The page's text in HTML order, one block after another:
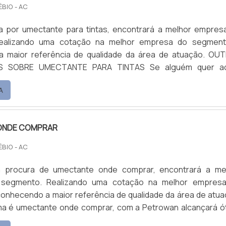
- AC
por umectante para tintas, encontrará a melhor
uma cotação na melhor empresa do
referência de qualidade da área de atuação. OUTRAS
UMECTANTE PARA TINTAS Se alguém quer achar
tintas em uma empresa altamente qualificada,
com base multiuso e limpa piso e fosqueante,
no merca...
COMPRAR
- AC
procura de umectante onde comprar, encontrará a
Realizando uma cotação na melhor
a maior referência de qualidade da área de
é umectante onde comprar, com a Petrowan alcançará
técnica especializada. UM POUCO MAIS SOBRE